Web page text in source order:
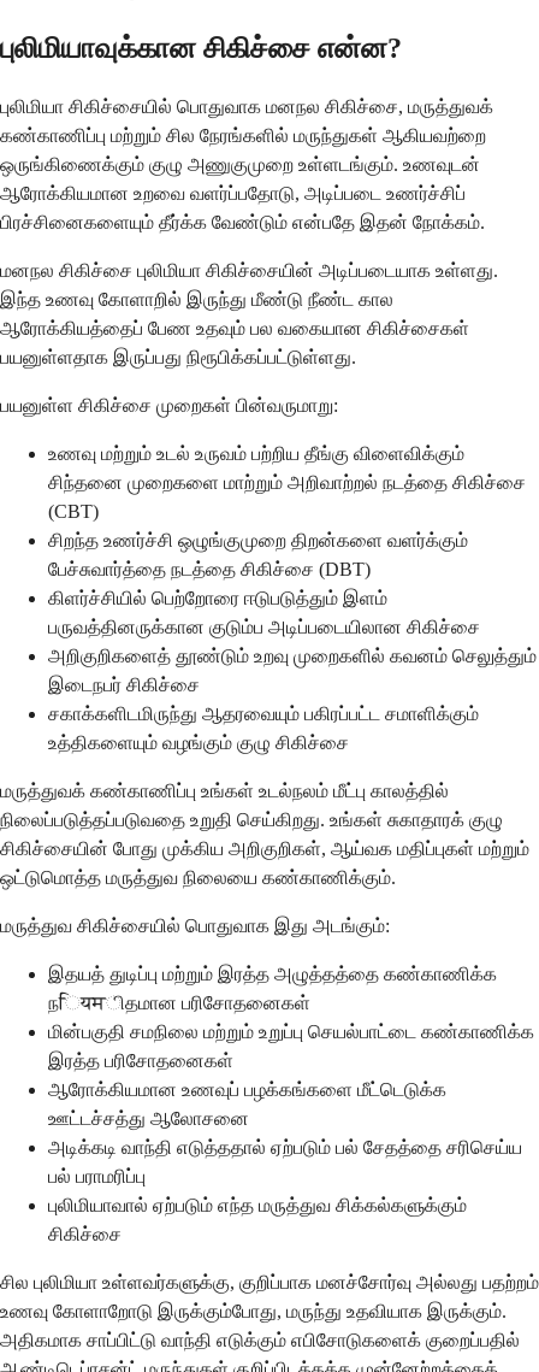
புலிமியாவுக்கான சிகிச்சை என்ன?
புலிமியா சிகிச்சையில் பொதுவாக மனநல சிகிச்சை, மருத்துவக்
கண்காணிப்பு மற்றும் சில நேரங்களில் மருந்துகள் ஆகியவற்றை
ஒருங்கிணைக்கும் குழு அணுகுமுறை உள்ளடங்கும். உணவுடன்
ஆரோக்கியமான உறவை வளர்ப்பதோடு, அடிப்படை உணர்ச்சிப்
பிரச்சினைகளையும் தீர்க்க வேண்டும் என்பதே இதன் நோக்கம்.
மனநல சிகிச்சை புலிமியா சிகிச்சையின் அடிப்படையாக உள்ளது.
இந்த உணவு கோளாறில் இருந்து மீண்டு நீண்ட கால
ஆரோக்கியத்தைப் பேண உதவும் பல வகையான சிகிச்சைகள்
பயனுள்ளதாக இருப்பது நிரூபிக்கப்பட்டுள்ளது.
பயனுள்ள சிகிச்சை முறைகள் பின்வருமாறு:
உணவு மற்றும் உடல் உருவம் பற்றிய தீங்கு விளைவிக்கும்
சிந்தனை முறைகளை மாற்றும் அறிவாற்றல் நடத்தை சிகிச்சை
(CBT)
சிறந்த உணர்ச்சி ஒழுங்குமுறை திறன்களை வளர்க்கும்
பேச்சுவார்த்தை நடத்தை சிகிச்சை (DBT)
கிளர்ச்சியில் பெற்றோரை ஈடுபடுத்தும் இளம்
பருவத்தினருக்கான குடும்ப அடிப்படையிலான சிகிச்சை
அறிகுறிகளைத் தூண்டும் உறவு முறைகளில் கவனம் செலுத்தும்
இடைநபர் சிகிச்சை
சகாக்களிடமிருந்து ஆதரவையும் பகிரப்பட்ட சமாளிக்கும்
உத்திகளையும் வழங்கும் குழு சிகிச்சை
மருத்துவக் கண்காணிப்பு உங்கள் உடல்நலம் மீட்பு காலத்தில்
நிலைப்படுத்தப்படுவதை உறுதி செய்கிறது. உங்கள் சுகாதாரக் குழு
சிகிச்சையின் போது முக்கிய அறிகுறிகள், ஆய்வக மதிப்புகள் மற்றும்
ஒட்டுமொத்த மருத்துவ நிலையை கண்காணிக்கும்.
மருத்துவ சிகிச்சையில் பொதுவாக இது அடங்கும்:
இதயத் துடிப்பு மற்றும் இரத்த அழுத்தத்தை கண்காணிக்க
நियमிதமான பரிசோதனைகள்
மின்பகுதி சமநிலை மற்றும் உறுப்பு செயல்பாட்டை கண்காணிக்க
இரத்த பரிசோதனைகள்
ஆரோக்கியமான உணவுப் பழக்கங்களை மீட்டெடுக்க
ஊட்டச்சத்து ஆலோசனை
அடிக்கடி வாந்தி எடுத்ததால் ஏற்படும் பல் சேதத்தை சரிசெய்ய
பல் பராமரிப்பு
புலிமியாவால் ஏற்படும் எந்த மருத்துவ சிக்கல்களுக்கும்
சிகிச்சை
சில புலிமியா உள்ளவர்களுக்கு, குறிப்பாக மனச்சோர்வு அல்லது பதற்றம்
உணவு கோளாறோடு இருக்கும்போது, மருந்து உதவியாக இருக்கும்.
அதிகமாக சாப்பிட்டு வாந்தி எடுக்கும் எபிசோடுகளைக் குறைப்பதில்